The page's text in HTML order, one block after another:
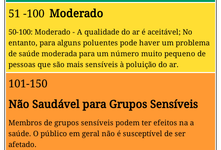
51 -100 Moderado
50-100: Moderado - A qualidade do ar é aceitável; No
entanto, para alguns poluentes pode haver um problema
de saúde moderada para um número muito pequeno de
pessoas que são mais sensíveis à poluição do ar.
101-150
Não Saudável para Grupos Sensíveis
Membros de grupos sensíveis podem ter efeitos na a
saúde. O público em geral não é susceptível de ser
afetado.